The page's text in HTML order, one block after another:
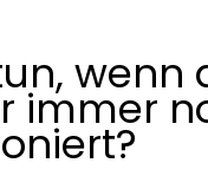
wenn
immer